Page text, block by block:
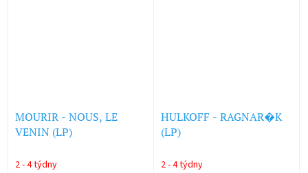
MOURIR - NOUS, LE
VENIN (LP)
2 - 4 týdny
HULKOFF - RAGNAR�K
(LP)
2 - 4 týdny